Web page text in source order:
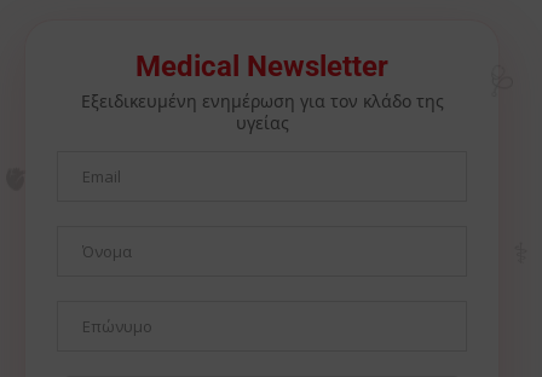
Medical Newsletter
Εξειδικευμένη ενημέρωση για τον κλάδο της
υγείας